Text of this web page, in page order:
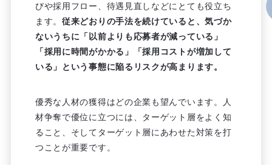
びや採用フロー、待遇見直しなどにとても役立ち
ます。従来どおりの手法を続けていると、気づか
ないうちに「以前よりも応募者が減っている」
「採用に時間がかかる」「採用コストが増加して
いる」という事態に陥るリスクが高まります。
優秀な人材の獲得はどの企業も望んでいます。人
材争奪で優位に立つには、ターゲット層をよく知
ること、そしてターゲット層にあわせた対策を打
つことが重要です。